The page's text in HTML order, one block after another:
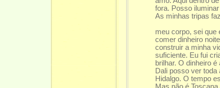
fora. Posso
As minhas tripas
meu corpo, sei que
comer dinheiro
construir a minha
suficiente. Eu fui
brilhar. O dinheiro
Dali posso ver toda
Hidalgo. O tempo
Mas não é